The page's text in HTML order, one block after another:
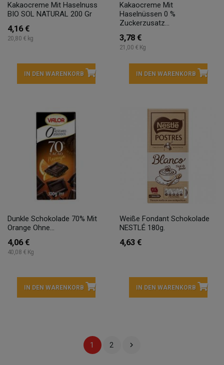
Kakaocreme Mit Haselnuss
BIO SOL NATURAL 200 Gr
4,16 €
20,80 € kg
IN DEN WARENKORB
Kakaocreme Mit
Haselnüssen 0 %
Zuckerzusatz...
3,78 €
21,00 € Kg
IN DEN WARENKORB
Dunkle Schokolade 70% Mit
Orange Ohne...
4,06 €
40,08 € Kg
IN DEN WARENKORB
Weiße Fondant Schokolade
NESTLÉ 180g.
4,63 €
IN DEN WARENKORB
1 2 